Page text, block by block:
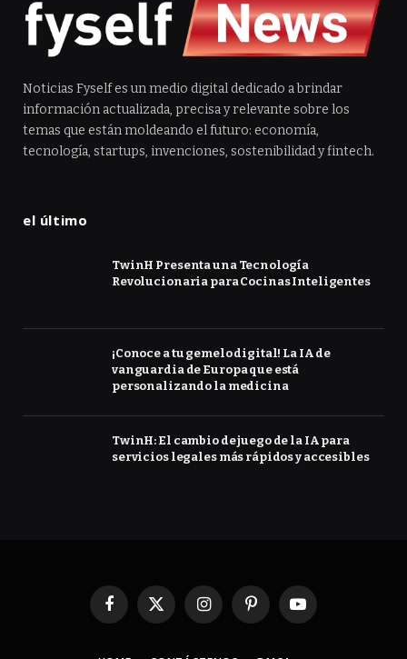
Noticias Fyself es un medio digital dedicado a brindar
información actualizada, precisa y relevante sobre los
temas que están moldeando el futuro: economía,
tecnología, startups, invenciones, sostenibilidad y fintech.
el último
TwinH Presenta una Tecnología
Revolucionaria para Cocinas Inteligentes
¡Conoce a tu gemelo digital! La IA de
vanguardia de Europa que está
personalizando la medicina
TwinH: El cambio de juego de la IA para
servicios legales más rápidos y accesibles
Facebook
X
InstagramPinterestYouTube